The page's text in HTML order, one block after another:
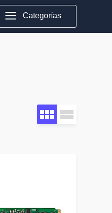
Categorías